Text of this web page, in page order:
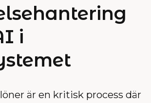
i
är en kritisk process där